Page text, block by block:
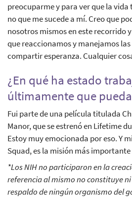
preocuparme y para ver que la
no que me sucede a mí. Creo que
nosotros mismos en este recorrido
que reaccionamos y manejamos
compartir esperanza. Cualquier
¿En qué ha estado
últimamente que
Fui parte de una película titulada
Manor, que se estrenó en Lifetime
Estoy muy emocionada por eso. Y
Squad, es la misión más
*Los NIH no participaron en la
referencia al mismo no constituye
respaldo de ningún organismo del